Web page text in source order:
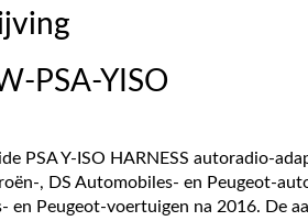
PSA-YISO
PSA Y-ISO HARNESS autoradio-
, DS Automobiles- en Peugeot-
en Peugeot-voertuigen na 2016. De